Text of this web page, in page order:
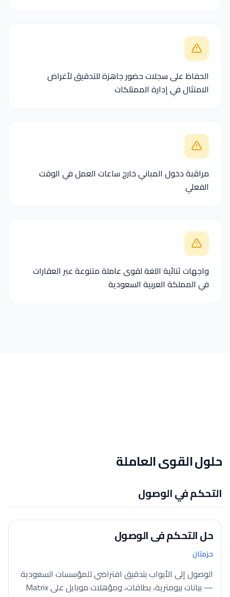
الحفاظ على سجلات حضور جاهزة للتدقيق لأغراض
الامتثال في إدارة الممتلكات
مراقبة دخول المباني خارج ساعات العمل في الوقت
الفعلي
واجهات ثنائية اللغة لقوى عاملة متنوعة عبر العقارات
في المملكة العربية السعودية
حلول القوى العاملة
التحكم في الوصول
حل التحكم في الوصول
حزمتان
الوصول إلى الأبواب بتدقيق افتراضي للمؤسسات السعودية
— بيانات بيومترية، بطاقات، ومؤهلات موبايل على Matrix